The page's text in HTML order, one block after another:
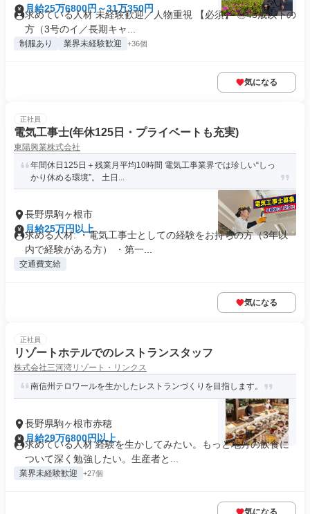
月給25万6800円～31万350円
求めている人材 未経験歓迎／人物重視 【必須】 ◎45歳以下の
方（3号のイ／長期キャ...
制服あり 業界未経験歓迎 +36個
気になる
正社員
電気工事士(年休125日・プライベートも充実)
東陽興業株式会社
年間休日125日＋残業月平均10時間 電気工事業界では珍しい“しっ
かり休める環境”。 土日...
長野県駒ヶ根市
月給25万円以上
求める人材: ・電気工事士としての経験をお持ちの方（3年以
内で経験がある方） ・第一...
交通費支給
気になる
正社員
リゾートホテルでのレストランスタッフ
株式会社三河湾リゾート・リンクス
南信州テロワールを生かしたレストランづくりを目指します。
長野県駒ヶ根市赤穂
月給29万6800円以上
求めている人材 経験を生かしてみたい。もっと地方の飲食に
ついて深く勉強したい。生産者と...
業界未経験歓迎 +27個
気になる